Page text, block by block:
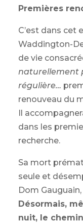
Premières
C’est dans cet
Waddington-
de vie
naturellement
régulière…
renouveau du
Il
dans les
recherche.
Sa mort
seule et
Dom
Désormais,
nuit, le